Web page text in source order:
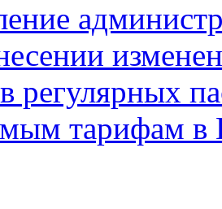
регулярных
тарифам в